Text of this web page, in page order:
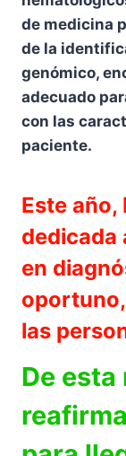
de medicina
de la
genómico,
adecuado
con las
paciente.
Este año,
dedicada
en
las
De esta